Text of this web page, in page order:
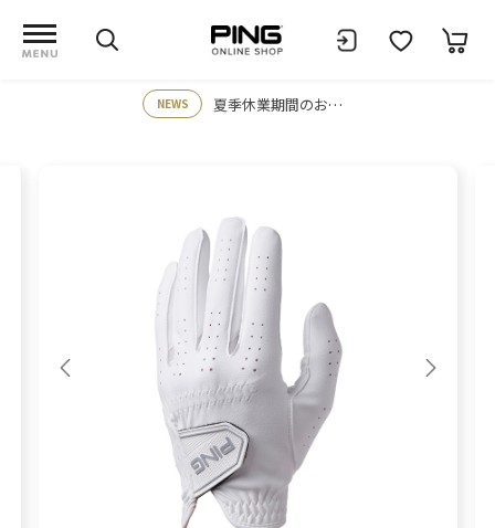
NEWS 夏季休業期間のお知らせ